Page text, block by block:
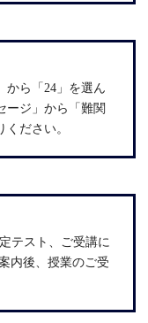
から「24」を選ん
ージ」から「難関
ださい。
テスト、ご受講に
内後、授業のご受